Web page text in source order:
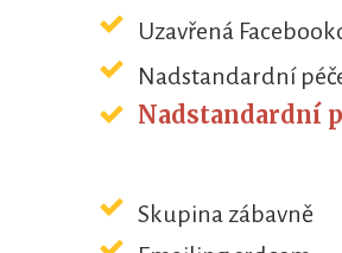
Uzavřená
Nadstandardní
Nadstandardní
Skupina zábavně